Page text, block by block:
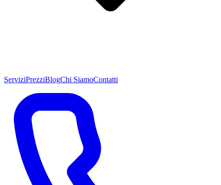
ServiziPrezziBlogChi SiamoContatti